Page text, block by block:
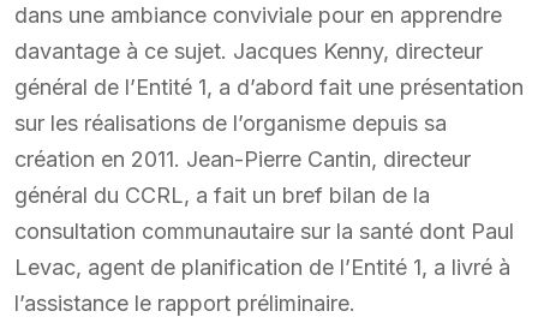
dans une ambiance conviviale pour en apprendre
davantage à ce sujet. Jacques Kenny, directeur
général de l’Entité 1, a d’abord fait une présentation
sur les réalisations de l’organisme depuis sa
création en 2011. Jean-Pierre Cantin, directeur
général du CCRL, a fait un bref bilan de la
consultation communautaire sur la santé dont Paul
Levac, agent de planification de l’Entité 1, a livré à
l’assistance le rapport préliminaire.